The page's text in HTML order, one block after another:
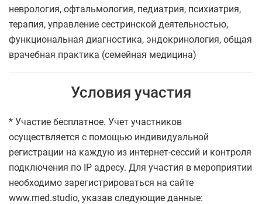
неврология, офтальмология, педиатрия, психиатрия,
терапия, управление сестринской деятельностью,
функциональная диагностика, эндокринология, общая
врачебная практика (семейная медицина)
Условия участия
* Участие бесплатное. Учет участников
осуществляется с помощью индивидуальной
регистрации на каждую из интернет-сессий и контроля
подключения по IP адресу. Для участия в мероприятии
необходимо зарегистрироваться на сайте
www.med.studio, указав следующие данные: